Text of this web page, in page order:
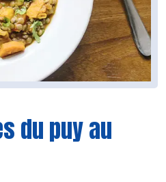
du puy au